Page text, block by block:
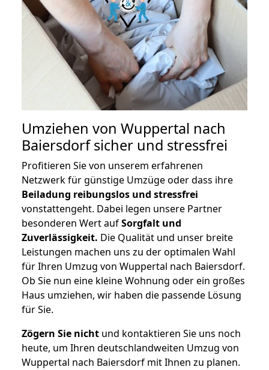
Umziehen von Wuppertal nach
Baiersdorfsicher und stressfrei
Profitieren Sie von unserem erfahrenen
Netzwerk für günstige Umzüge oder dass ihre
Beiladung reibungslos und stressfrei
vonstattengeht. Dabei legen unsere Partner
besonderen Wert aufSorgfalt und
Zuverlässigkeit. Die Qualität und unser breite
Leistungen machen uns zu der optimalen Wahl
für Ihren Umzug von Wuppertal nach Baiersdorf.
Ob Sie nun eine kleine Wohnung oder ein großes
Haus umziehen, wir haben die passende Lösung
für Sie.
Zögern Sie nicht und kontaktieren Sie uns noch
heute, um Ihren deutschlandweiten Umzug von
Wuppertal nach Baiersdorf mit Ihnen zu planen.